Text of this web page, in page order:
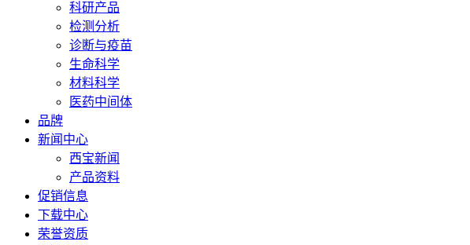
科研产品
检测分析
诊断与疫苗
生命科学
材料科学
医药中间体
品牌
新闻中心
西宝新闻
产品资料
促销信息
下载中心
荣誉资质